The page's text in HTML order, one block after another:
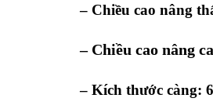
– Chiều cao nâng
– Chiều cao nâng
– Kích thước càng: